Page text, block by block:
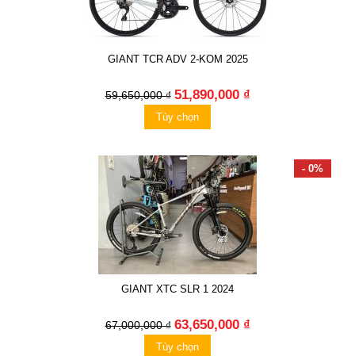
GIANT TCR ADV 2-KOM 2025
59,650,000 ₫ 51,890,000 ₫
Tùy chọn
- 0%
GIANT XTC SLR 1 2024
67,000,000 ₫ 63,650,000 ₫
Tùy chọn